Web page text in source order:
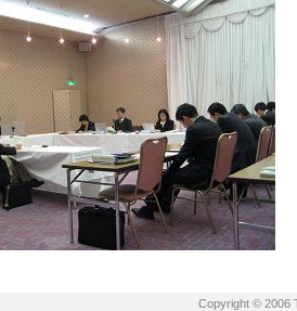
Copyright © 2006